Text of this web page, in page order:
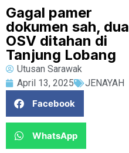
Gagal pamer
dokumen sah, dua
OSV ditahan di
Tanjung Lobang
Utusan Sarawak
April 13, 2025
JENAYAH
Facebook
WhatsApp